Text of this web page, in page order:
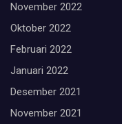
November 2022
Oktober 2022
Februari 2022
Januari 2022
Desember 2021
November 2021